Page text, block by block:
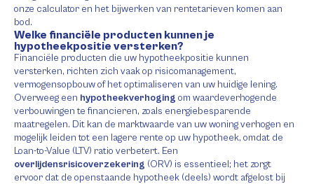
onze calculator en het bijwerken van rentetarieven komen aan
bod.
Welke financiële producten kunnen je
hypotheekpositie versterken?
Financiële producten die uw hypotheekpositie kunnen
versterken, richten zich vaak op risicomanagement,
vermogensopbouw of het optimaliseren van uw huidige lening.
Overweeg een hypotheekverhoging om waardeverhogende
verbouwingen te financieren, zoals energiebesparende
maatregelen. Dit kan de marktwaarde van uw woning verhogen en
mogelijk leiden tot een lagere rente op uw hypotheek, omdat de
Loan-to-Value (LTV) ratio verbetert. Een
overlijdensrisicoverzekering (ORV) is essentieel; het zorgt
ervoor dat de openstaande hypotheek (deels) wordt afgelost bij